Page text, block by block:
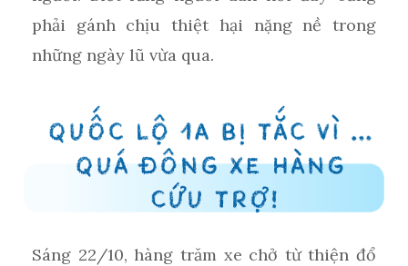
phải gánh chịu thiệt hại nặng nề trong
những ngày lũ vừa qua.
Sáng 22/10, hàng trăm xe chở từ thiện đổ